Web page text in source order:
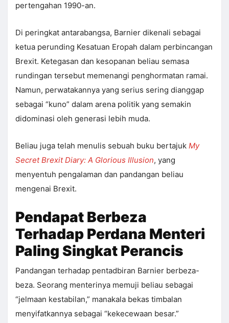
pertengahan 1990-an.
Di peringkat antarabangsa, Barnier dikenali sebagai
ketua perunding Kesatuan Eropah dalam perbincangan
Brexit. Ketegasan dan kesopanan beliau semasa
rundingan tersebut memenangi penghormatan ramai.
Namun, perwatakannya yang serius sering dianggap
sebagai “kuno” dalam arena politik yang semakin
didominasi oleh generasi lebih muda.
Beliau juga telah menulis sebuah buku bertajuk My
Secret Brexit Diary: A Glorious Illusion, yang
menyentuh pengalaman dan pandangan beliau
mengenai Brexit.
Pendapat Berbeza
Terhadap Perdana Menteri
Paling Singkat Perancis
Pandangan terhadap pentadbiran Barnier berbeza-
beza. Seorang menterinya memuji beliau sebagai
“jelmaan kestabilan,” manakala bekas timbalan
menyifatkannya sebagai “kekecewaan besar.”